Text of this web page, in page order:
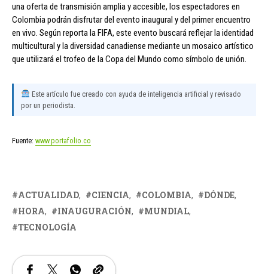
una oferta de transmisión amplia y accesible, los espectadores en
Colombia podrán disfrutar del evento inaugural y del primer encuentro
en vivo. Según reporta la FIFA, este evento buscará reflejar la identidad
multicultural y la diversidad canadiense mediante un mosaico artístico
que utilizará el trofeo de la Copa del Mundo como símbolo de unión.
Este artículo fue creado con ayuda de inteligencia artificial y revisado
por un periodista.
Fuente: www.portafolio.co
ACTUALIDAD CIENCIA COLOMBIA
DÓNDE
HORA
INAUGURACIÓN
MUNDIAL
TECNOLOGÍA